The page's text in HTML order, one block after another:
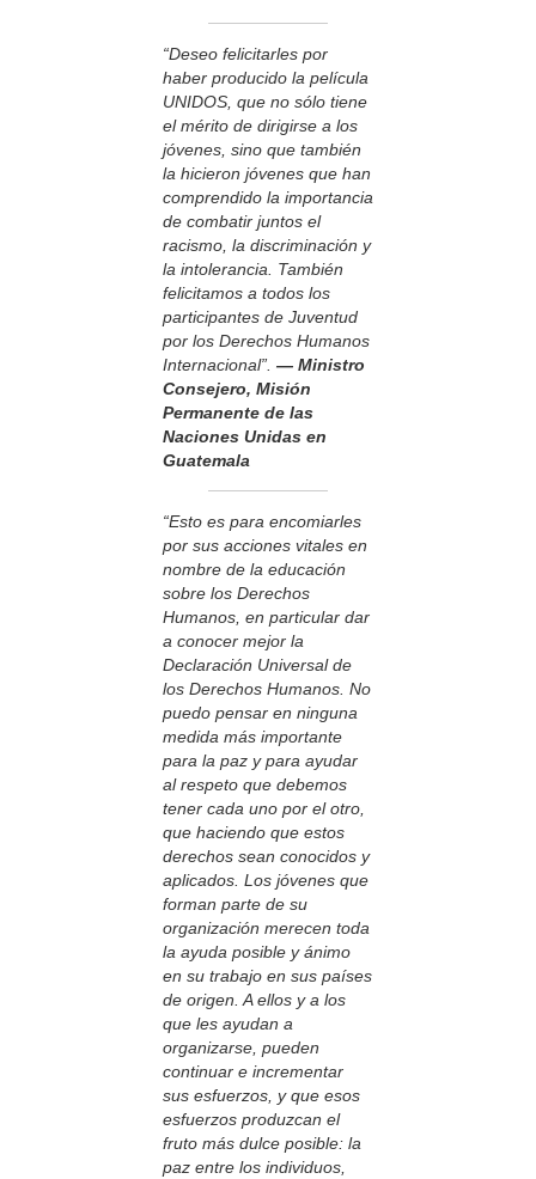
“Deseo felicitarles por
haber producido la película
UNIDOS, que no sólo tiene
el mérito de dirigirse a los
jóvenes, sino que también
la hicieron jóvenes que han
comprendido la importancia
de combatir juntos el
racismo, la discriminación y
la intolerancia. También
felicitamos a todos los
participantes de Juventud
por los Derechos Humanos
Internacional”. — Ministro
Consejero, Misión
Permanente de las
Naciones Unidas en
Guatemala
“Esto es para encomiarles
por sus acciones vitales en
nombre de la educación
sobre los Derechos
Humanos, en particular dar
a conocer mejor la
Declaración Universal de
los Derechos Humanos. No
puedo pensar en ninguna
medida más importante
para la paz y para ayudar
al respeto que debemos
tener cada uno por el otro,
que haciendo que estos
derechos sean conocidos y
aplicados. Los jóvenes que
forman parte de su
organización merecen toda
la ayuda posible y ánimo
en su trabajo en sus países
de origen. A ellos y a los
que les ayudan a
organizarse, pueden
continuar e incrementar
sus esfuerzos, y que esos
esfuerzos produzcan el
fruto más dulce posible: la
paz entre los individuos,